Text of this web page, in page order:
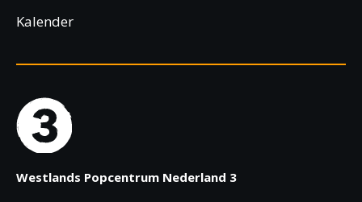
Kalender
Westlands Popcentrum Nederland 3